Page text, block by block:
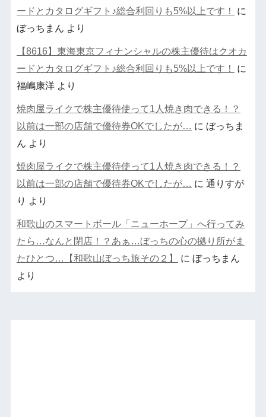
ードとカタログギフト♪総合利回りも5%以上です！
に
ぼっちまん より
【8616】東海東京フィナンシャルの株主優待はクオカ
ードとカタログギフト♪総合利回りも5%以上です！
に
福嶋康洋より
焼肉屋ライクで株主優待使って1人焼き肉できる！？
以前は一部の店舗で優待券OKでしたが… に ぼっちま
ん より
焼肉屋ライクで株主優待使って1人焼き肉できる！？
以前は一部の店舗で優待券OKでしたが… に 通りすが
り より
和歌山のスマートボール「ニューホープ」へ行ってみ
たら…なんと閉店！？あぁ…ぼっちの心の拠り所がま
たひとつ…【和歌山ぼっち旅その２】
に ぼっちまん
より